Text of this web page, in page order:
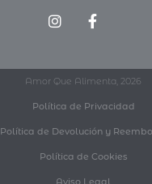
Amor Que Alimenta, 2026
Política de Privacidad
Política de Devolución y
Política de Cookies